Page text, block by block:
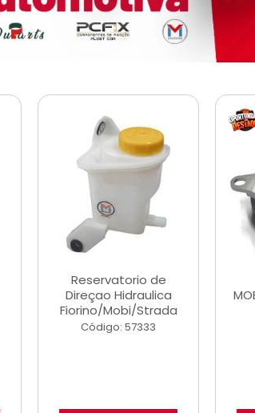
Reservatorio de
Direçao Hidraulica
Fiorino/Mobi/Strada
Código: 57333